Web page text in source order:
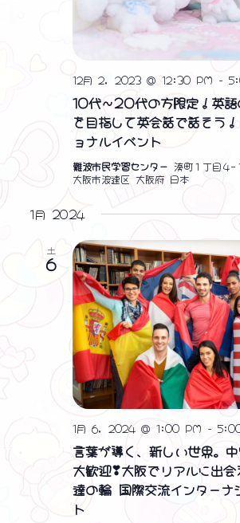
10代～20代の方限定！英語
を目指して英会話で話そう
ョナルイベント
12月 2, 2023 @ 12:30 PM -
難波市民学習センター湊町１丁目４
大阪市浪速区 大阪府 日本
1月 2024
土
6
言葉が導く、新しい世界。
大歓迎❣大阪でリアルに出
達の輪 国際交流インターナ
ト
1月 6, 2024 @ 1:00 PM -
❤ ❤ ❤